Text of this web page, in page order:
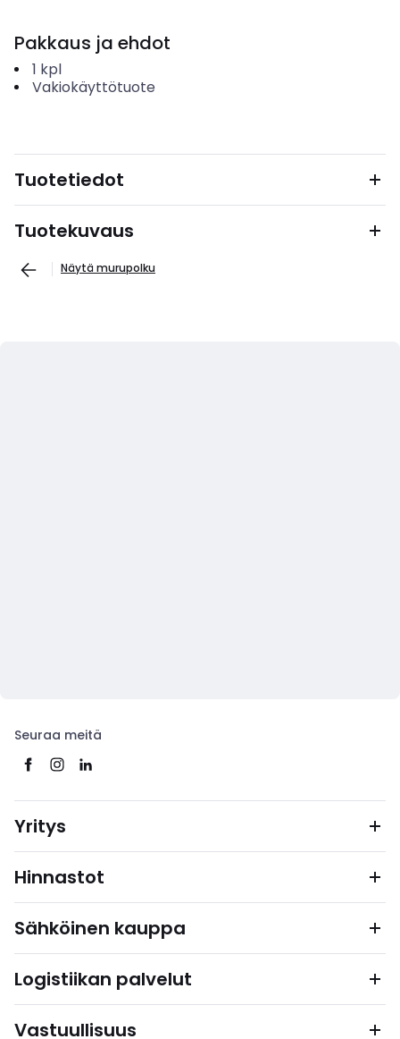
Pakkaus ja ehdot
1 kpl
Vakiokäyttötuote
Tuotetiedot
Tuotekuvaus
Näytä murupolku
Seuraa meitä
Yritys
Hinnastot
Sähköinen kauppa
Logistiikan palvelut
Vastuullisuus